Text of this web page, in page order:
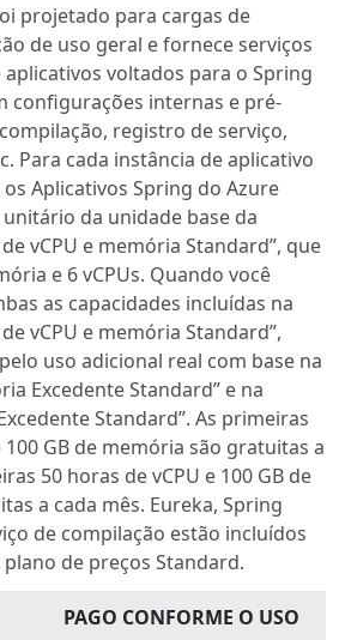
projetado para cargas de
de uso geral e fornece serviços
voltados para o Spring
configurações internas e pré-
registro de serviço,
Para cada instância de aplicativo
Aplicativos Spring do Azure
da unidade base da
vCPU e memória Standard”, que
e 6 vCPUs. Quando você
as capacidades incluídas na
vCPU e memória Standard”,
uso adicional real com base na
Excedente Standard” e na
Standard”. As primeiras
100 GB de memória são gratuitas a
50 horas de vCPU e 100 GB de
a cada mês. Eureka, Spring
de compilação estão incluídos
de preços Standard.
PAGO CONFORME O USO